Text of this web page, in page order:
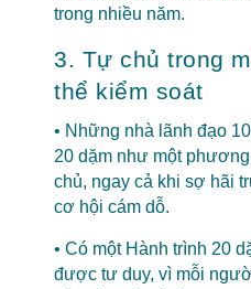
trong nhiều năm.
3. Tự chủ trong
thể kiểm soát
• Những nhà lãnh đạo
20 dặm như một
chủ, ngay cả khi sợ hãi
cơ hội cám dỗ.
• Có một Hành trình 20
được tư duy, vì mỗi